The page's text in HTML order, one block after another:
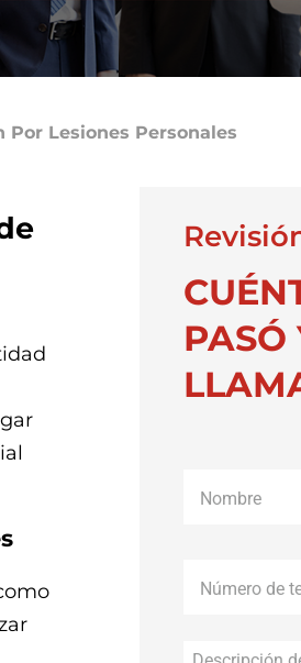
Por Lesiones Personales
PASÓ
de